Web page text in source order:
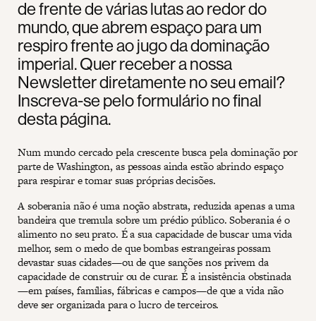
de frente de várias lutas ao redor do
mundo, que abrem espaço para um
respiro frente ao jugo da dominação
imperial. Quer receber a nossa
Newsletter diretamente no seu email?
Inscreva-se pelo formulário no final
desta página.
Num mundo cercado pela crescente busca pela dominação por
parte de Washington, as pessoas ainda estão abrindo espaço
para respirar e tomar suas próprias decisões.
A soberania não é uma noção abstrata, reduzida apenas a uma
bandeira que tremula sobre um prédio público. Soberania é o
alimento no seu prato. É a sua capacidade de buscar uma vida
melhor, sem o medo de que bombas estrangeiras possam
devastar suas cidades—ou de que sanções nos privem da
capacidade de construir ou de curar. É a insistência obstinada
—em países, famílias, fábricas e campos—de que a vida não
deve ser organizada para o lucro de terceiros.